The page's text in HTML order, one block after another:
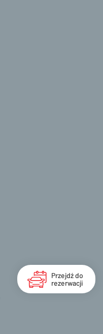
Przejdź do
rezerwacji